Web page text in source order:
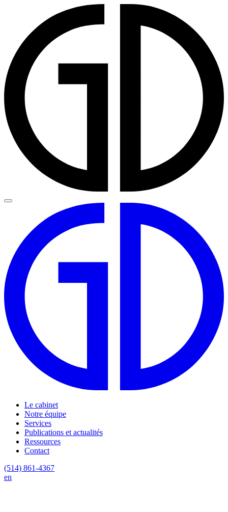
Le cabinet
Notre équipe
Services
Publications et actualités
Ressources
Contact
(514) 861-4367
en